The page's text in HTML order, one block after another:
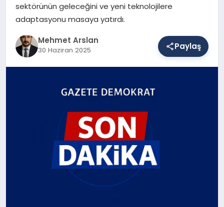
SAĞLIK
EĞITIM
sektörünün geleceğini ve yeni teknolojilere
adaptasyonu masaya yatırdı.
Mehmet Arslan
30 Haziran 2025 Paylaş